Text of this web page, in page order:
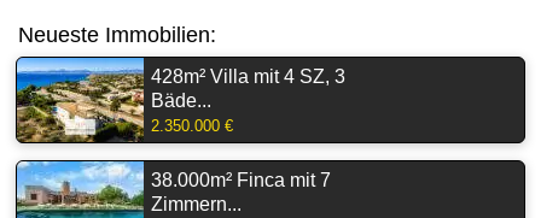
Neueste Immobilien:
428m² Villa mit 4 SZ, 3
Bäde...
2.350.000 €
38.000m² Finca mit 7
Zimmern...